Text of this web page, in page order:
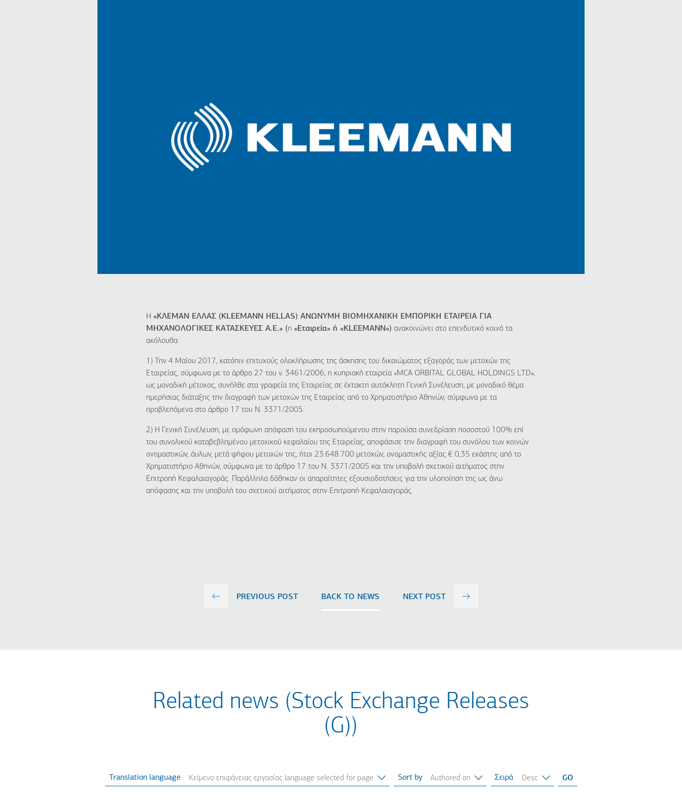
Η «ΚΛΕΜΑΝ ΕΛΛΑΣ (KLEEMANN HELLAS) ΑΝΩΝΥΜΗ ΒΙΟΜΗΧΑΝΙΚΗ ΕΜΠΟΡΙΚΗ ΕΤΑΙΡΕΙΑ ΓΙΑ
ΜΗΧΑΝΟΛΟΓΙΚΕΣ ΚΑΤΑΣΚΕΥΕΣ Α.Ε.» (η «Εταιρεία» ή «KLEEMANN») ανακοινώνει στο επενδυτικό κοινό τα
ακόλουθα:
1) Την 4 Μαΐου 2017, κατόπιν επιτυχούς ολοκλήρωσης της άσκησης του δικαιώματος εξαγοράς των μετοχών της
Εταιρείας, σύμφωνα με το άρθρο 27 του ν. 3461/2006, η κυπριακή εταιρεία «MCA ORBITAL GLOBAL HOLDINGS LTD»,
ως μοναδική μέτοχος, συνήλθε στα γραφεία της Εταιρείας σε έκτακτη αυτόκλητη Γενική Συνέλευση, με μοναδικό θέμα
ημερήσιας διάταξης την διαγραφή των μετοχών της Εταιρείας από το Χρηματιστήριο Αθηνών, σύμφωνα με τα
προβλεπόμενα στο άρθρο 17 του Ν. 3371/2005.
2) Η Γενική Συνέλευση, με ομόφωνη απόφαση του εκπροσωπούμενου στην παρούσα συνεδρίαση ποσοστού 100% επί
του συνολικού καταβεβλημένου μετοχικού κεφαλαίου της Εταιρείας, αποφάσισε την διαγραφή του συνόλου των κοινών
ονομαστικών, άυλων, μετά ψήφου μετοχών της, ήτοι 23.648.700 μετοχών, ονομαστικής αξίας € 0,35 εκάστης από το
Χρηματιστήριο Αθηνών, σύμφωνα με το άρθρο 17 του Ν. 3371/2005 και την υποβολή σχετικού αιτήματος στην
Επιτροπή Κεφαλαιαγοράς. Παράλληλα δόθηκαν οι απαραίτητες εξουσιοδοτήσεις για την υλοποίηση της ως άνω
απόφασης και την υποβολή του σχετικού αιτήματος στην Επιτροπή Κεφαλαιαγοράς.
PREVIOUS POST BACK TO NEWS NEXT POST
Related news (Stock Exchange Releases
(G))
Translation language Sort by Σειρά